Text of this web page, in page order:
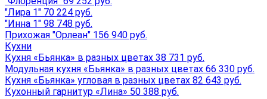
"Лира 1" 70 224 руб.
"Инна 1" 98 748 руб.
Прихожая "Орлеан" 156 940 руб.
Кухни
Кухня «Бьянка» в разных цветах 38 731 руб.
Модульная кухня «Бьянка» в разных цветах 66 330 руб.
Кухня «Бьянка» угловая в разных цветах 82 643 руб.
Кухонный гарнитур «Лина» 50 388 руб.